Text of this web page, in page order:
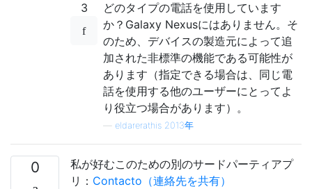
3
どのタイプの電話を使用しています
か？Galaxy Nexusにはありません。そ
のため、デバイスの製造元によって追
加された非標準の機能である可能性が
あります（指定できる場合は、同じ電
話を使用する他のユーザーにとってよ
り役立つ場合があります）。
eldarerathis 2013年
0
私が好むこのための別のサードパーティアプ
リ： Contacto（連絡先を共有）